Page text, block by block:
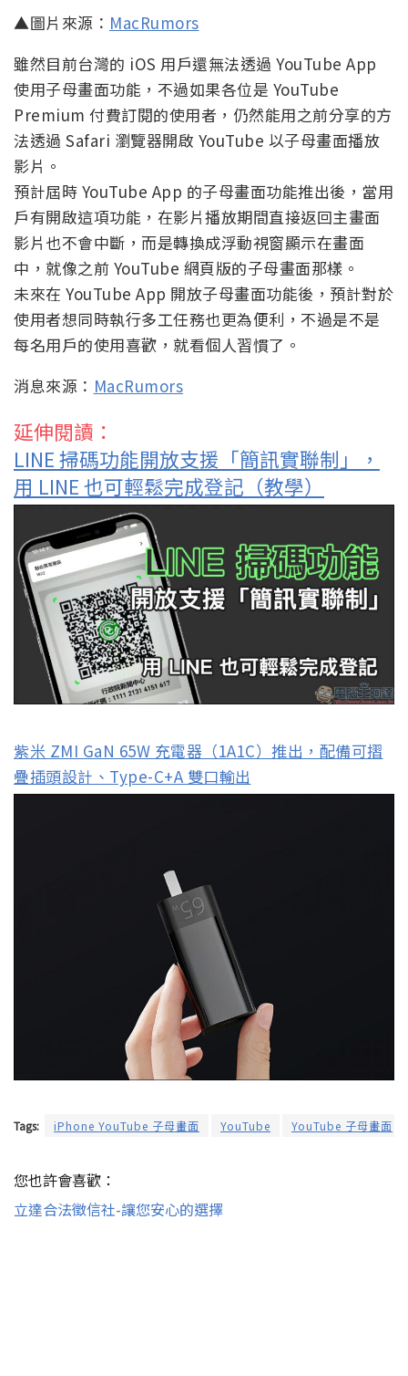
▲圖片來源： MacRumors
雖然目前台灣的 iOS 用戶還無法透過 YouTube App
使用子母畫面功能，不過如果各位是 YouTube
Premium 付費訂閱的使用者，仍然能用之前分享的方
法透過 Safari 瀏覽器開啟 YouTube 以子母畫面播放
影片。
預計屆時 YouTube App 的子母畫面功能推出後，當用
戶有開啟這項功能，在影片播放期間直接返回主畫面
影片也不會中斷，而是轉換成浮動視窗顯示在畫面
中，就像之前 YouTube 網頁版的子母畫面那樣。
未來在 YouTube App 開放子母畫面功能後，預計對於
使用者想同時執行多工任務也更為便利，不過是不是
每名用戶的使用喜歡，就看個人習慣了。
消息來源： MacRumors
延伸閱讀：
LINE 掃碼功能開放支援「簡訊實聯制」，
用 LINE 也可輕鬆完成登記（教學）
紫米 ZMI GaN 65W 充電器（1A1C）推出，配備可摺
疊插頭設計、Type-C+A 雙口輸出
Tags: iPhone YouTube 子母畫面 YouTube YouTube 子母畫面
您也許會喜歡：
立達合法徵信社-讓您安心的選擇